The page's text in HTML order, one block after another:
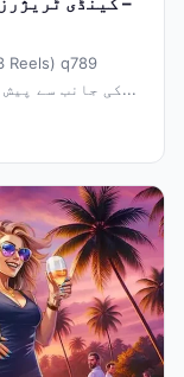
انڈیگو میجک (Indigo Magic) کی جانب سے پیش کردہ ایک آن...